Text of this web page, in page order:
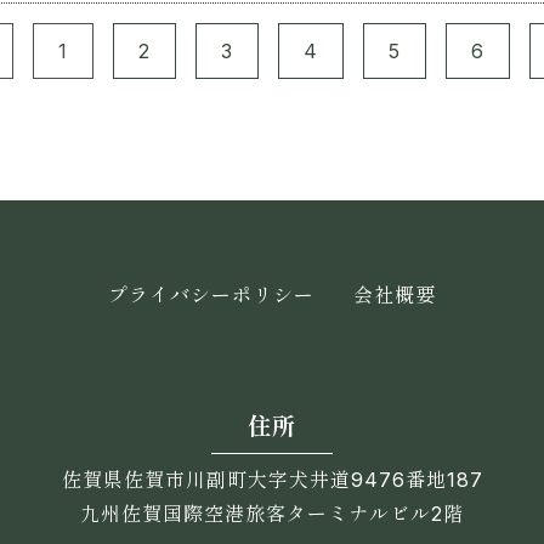
1 2 3 4 5 6
プライバシーポリシー 会社概要
住所
佐賀県佐賀市川副町大字犬井道9476番地187
九州佐賀国際空港旅客ターミナルビル2階